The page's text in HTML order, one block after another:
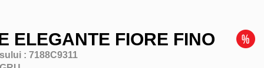
ELEGANTE FIORE FINO
: 7188C9311